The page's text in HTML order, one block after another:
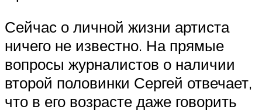
Сейчас о личной жизни артиста
ничего не известно. На прямые
вопросы журналистов о наличии
второй половинки Сергей отвечает,
что в его возрасте даже говорить